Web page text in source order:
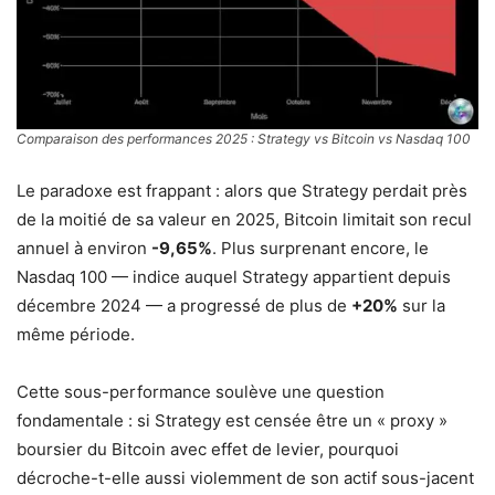
Comparaison des performances 2025 : Strategy vs Bitcoin vs Nasdaq 100
Le paradoxe est frappant : alors que Strategy perdait près
de la moitié de sa valeur en 2025, Bitcoin limitait son recul
annuel à environ -9,65%. Plus surprenant encore, le
Nasdaq 100 — indice auquel Strategy appartient depuis
décembre 2024 — a progressé de plus de +20% sur la
même période.
Cette sous-performance soulève une question
fondamentale : si Strategy est censée être un « proxy »
boursier du Bitcoin avec effet de levier, pourquoi
décroche-t-elle aussi violemment de son actif sous-jacent